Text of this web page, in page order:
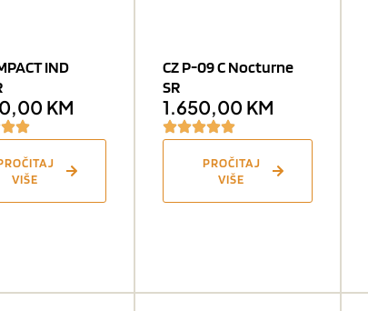
IND
KM
VIŠE
CZ P-09 C Nocturne
SR
1.650,00 KM
PROČITAJ
VIŠE